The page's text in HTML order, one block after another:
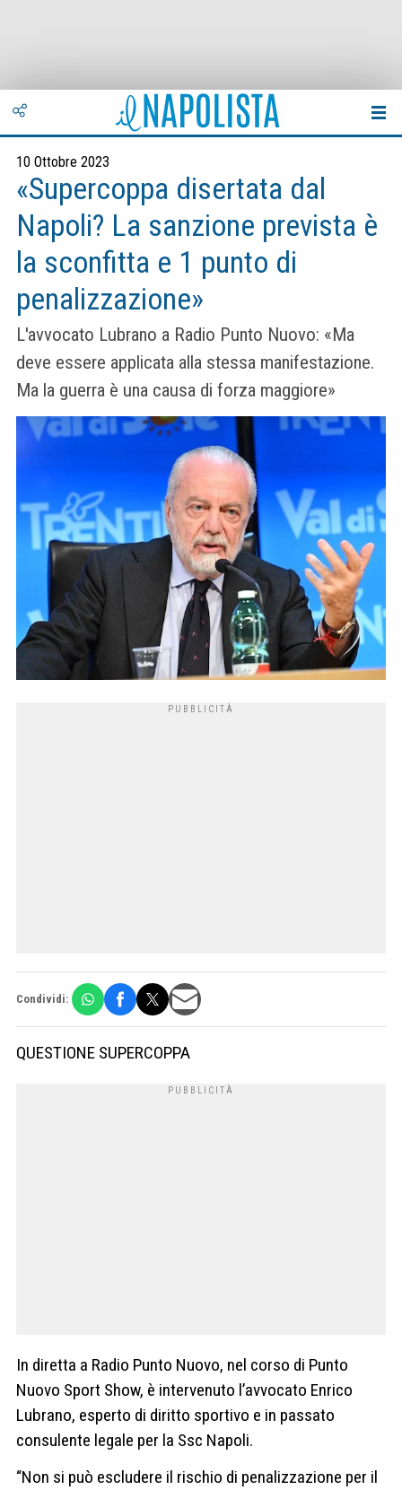
10 Ottobre 2023
«Supercoppa disertata dal
Napoli? La sanzione prevista è
la sconfitta e 1 punto di
penalizzazione»
L'avvocato Lubrano a Radio Punto Nuovo: «Ma
deve essere applicata alla stessa manifestazione.
Ma la guerra è una causa di forza maggiore»
Condividi:
QUESTIONE SUPERCOPPA
In diretta a Radio Punto Nuovo, nel corso di Punto
Nuovo Sport Show, è intervenuto l’avvocato Enrico
Lubrano, esperto di diritto sportivo e in passato
consulente legale per la Ssc Napoli.
“Non si può escludere il rischio di penalizzazione per il